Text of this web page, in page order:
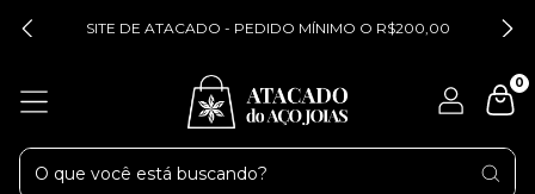
SITE DE ATACADO - PEDIDO MÍNIMO O R$200,00
0